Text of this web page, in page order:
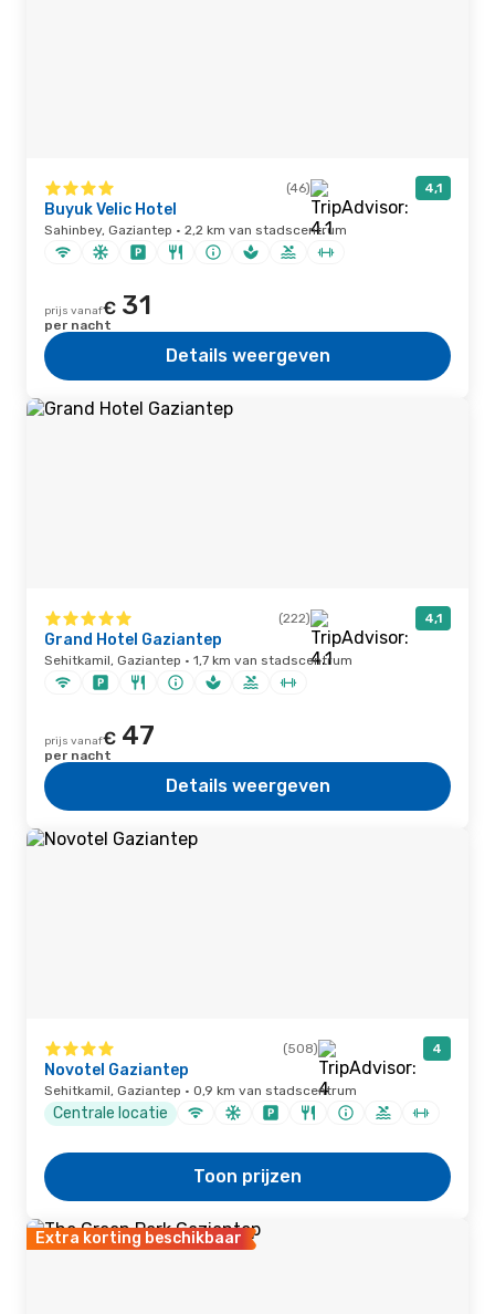
(46) 4,1
Buyuk Velic Hotel
Sahinbey, Gaziantep · 2,2 km van stadscentrum
prijs vanaf€ 31
per nacht
Details weergeven
(222) 4,1
Grand Hotel Gaziantep
Sehitkamil, Gaziantep · 1,7 km van stadscentrum
prijs vanaf€ 47
per nacht
Details weergeven
(508) 4
Novotel Gaziantep
Sehitkamil, Gaziantep · 0,9 km van stadscentrum
Centrale locatie
Toon prijzen
Extra korting beschikbaar